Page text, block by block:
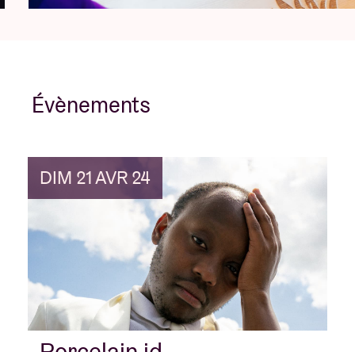
Évènements
DIM 21 AVR 24